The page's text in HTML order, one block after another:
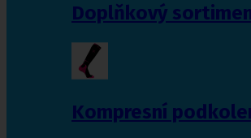
Doplňkový
Kompresní